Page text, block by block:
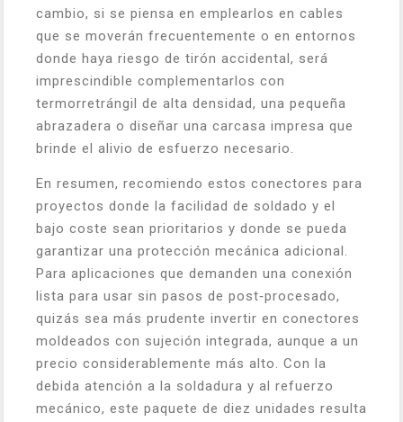
cambio, si se piensa en emplearlos en cables
que se moverán frecuentemente o en entornos
donde haya riesgo de tirón accidental, será
imprescindible complementarlos con
termorretrángil de alta densidad, una pequeña
abrazadera o diseñar una carcasa impresa que
brinde el alivio de esfuerzo necesario.
En resumen, recomiendo estos conectores para
proyectos donde la facilidad de soldado y el
bajo coste sean prioritarios y donde se pueda
garantizar una protección mecánica adicional.
Para aplicaciones que demanden una conexión
lista para usar sin pasos de post‑procesado,
quizás sea más prudente invertir en conectores
moldeados con sujeción integrada, aunque a un
precio considerablemente más alto. Con la
debida atención a la soldadura y al refuerzo
mecánico, este paquete de diez unidades resulta